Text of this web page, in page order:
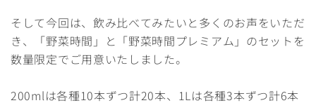
そして今回は、飲み比べてみたいと多くのお声をいただ
き、「野菜時間」と「野菜時間プレミアム」のセットを
数量限定でご用意いたしました。
200mlは各種10本ずつ計20本、1Lは各種3本ずつ計6本